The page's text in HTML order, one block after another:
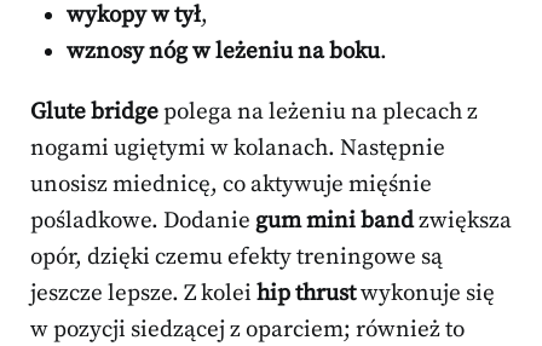
wykopy w tył,
wznosy nóg w leżeniu na boku.
Glute bridgepolega na leżeniu na plecach z
nogami ugiętymi w kolanach. Następnie
unosisz miednicę, co aktywuje mięśnie
pośladkowe. Dodanie gum mini bandzwiększa
opór, dzięki czemu efekty treningowe są
jeszcze lepsze. Z kolei hip thrustwykonuje się
w pozycji siedzącej z oparciem; również to